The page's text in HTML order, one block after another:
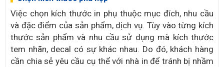
Việc chọn kích thước in phụ thuộc mục đích, nhu cầu
và đặc điểm của sản phẩm, dịch vụ. Tùy vào từng kích
thước sản phẩm và nhu cầu sử dụng mà kích thước
tem nhãn, decal có sự khác nhau. Do đó, khách hàng
cần chia sẻ yêu cầu cụ thể với nhà in để tránh bị nhầm